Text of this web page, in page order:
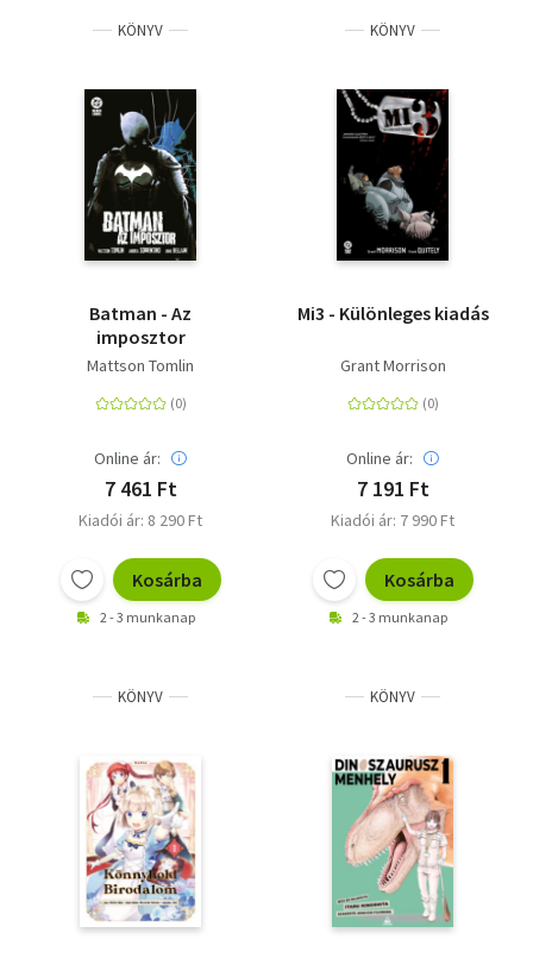
KÖNYV
Batman - Az
imposztor
Mattson Tomlin
Online ár:
7 461 Ft
Kiadói ár: 8 290 Ft
Kosárba
2 - 3 munkanap
KÖNYV
Mi3 - Különleges kiadás
Grant Morrison
Online ár:
7 191 Ft
Kiadói ár: 7 990 Ft
Kosárba
2 - 3 munkanap
KÖNYV KÖNYV